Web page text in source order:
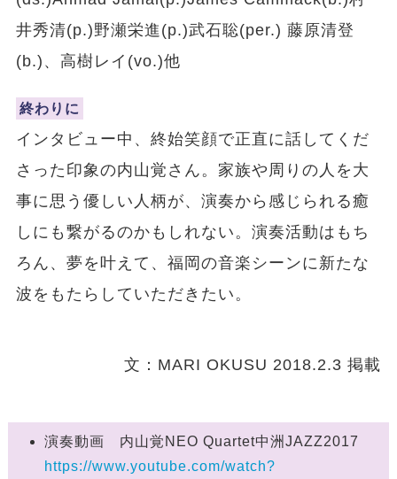
井秀清(p.)野瀬栄進(p.)武石聡(per.) 藤原清登
(b.)、高樹レイ(vo.)他
終わりに
インタビュー中、終始笑顔で正直に話してくだ
さった印象の内山覚さん。家族や周りの人を大
事に思う優しい人柄が、演奏から感じられる癒
しにも繋がるのかもしれない。演奏活動はもち
ろん、夢を叶えて、福岡の音楽シーンに新たな
波をもたらしていただきたい。
文：MARI OKUSU 2018.2.3 掲載
演奏動画 内山覚NEO Quartet中洲JAZZ2017
https://www.youtube.com/watch?